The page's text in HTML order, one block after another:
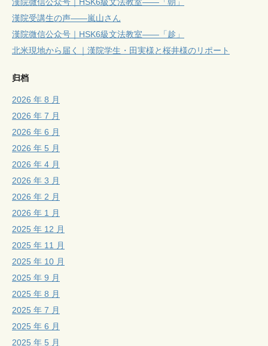
漢院受講生の声——嵐山さん
漢院微信公众号｜HSK6級文法教室——「趁」
北米現地から届く｜漢院学生・田実様と桜井様のリポート
归档
2026 年 8 月
2026 年 7 月
2026 年 6 月
2026 年 5 月
2026 年 4 月
2026 年 3 月
2026 年 2 月
2026 年 1 月
2025 年 12 月
2025 年 11 月
2025 年 10 月
2025 年 9 月
2025 年 8 月
2025 年 7 月
2025 年 6 月
2025 年 5 月